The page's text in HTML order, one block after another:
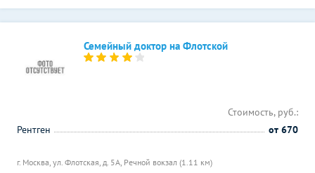
Семейный доктор на Флотской
г. Москва, ул. Флотская, д. 5А, Речной вокзал (1.11 км)
Стоимость, руб.:
Рентген
от 670